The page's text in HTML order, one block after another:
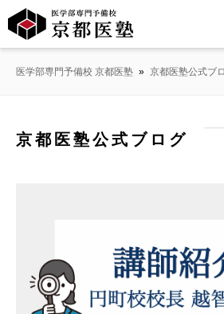
医学部専門予備校 京都医塾 » 京都医塾公式ブ
京都医塾公式ブログ